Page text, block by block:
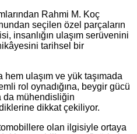
Rahmi M. Koç
seçilen özel parçaların
insanlığın ulaşım serüvenini
tarihsel bir
ulaşım ve yük taşımada
rol oynadığına, beygir gücü
da mühendisliğin
dikkat çekiliyor.
olan ilgisiyle ortaya